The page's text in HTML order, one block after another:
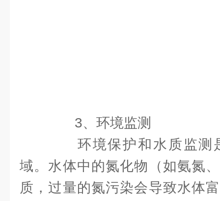
3、环境监测
环境保护和水质监测
域。水体中的氮化物（如氨氮
质，过量的氮污染会导致水体